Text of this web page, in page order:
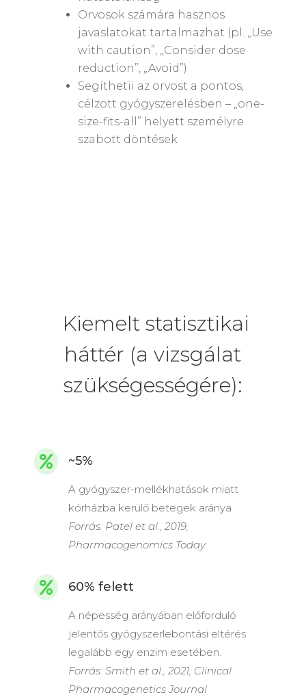
Orvosok számára hasznos
javaslatokat tartalmazhat (pl. „Use
with caution”, „Consider dose
reduction”, „Avoid”)
Segíthetii az orvost a pontos,
célzott gyógyszerelésben – „one-
size-fits-all” helyett személyre
szabott döntések
Kiemelt statisztikai
háttér (a vizsgálat
szükségességére):
 ~5%
A gyógyszer-mellékhatások miatt
kórházba kerülő betegek aránya
Forrás: Patel et al., 2019,
Pharmacogenomics Today
 60% felett
A népesség arányában előforduló
jelentős gyógyszerlebontási eltérés
legalább egy enzim esetében.
Forrás: Smith et al., 2021, Clinical
Pharmacogenetics Journal